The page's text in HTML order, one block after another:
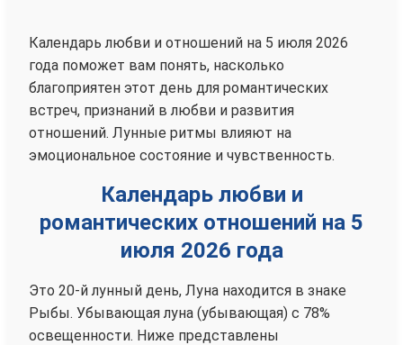
Календарь любви и отношений на 5 июля 2026
года поможет вам понять, насколько
благоприятен этот день для романтических
встреч, признаний в любви и развития
отношений. Лунные ритмы влияют на
эмоциональное состояние и чувственность.
Календарь любви и
романтических отношений на 5
июля 2026 года
Это 20-й лунный день, Луна находится в знаке
Рыбы. Убывающая луна (убывающая) с 78%
освещенности. Ниже представлены